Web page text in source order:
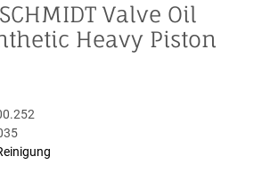
Valve Oil
Heavy Piston